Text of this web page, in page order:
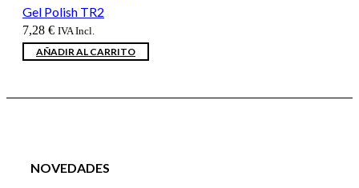
Gel Polish TR2
7,28 € IVA Incl.
AÑADIR AL CARRITO
NOVEDADES